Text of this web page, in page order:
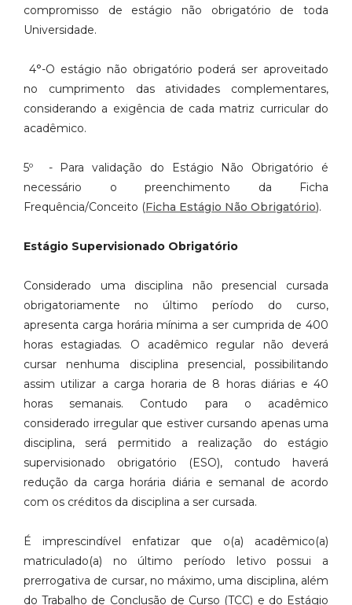
compromisso de estágio não obrigatório de toda
Universidade.
4°-O estágio não obrigatório poderá ser aproveitado
no cumprimento dasatividades complementares,
considerando a exigência de cada matriz curricular do
acadêmico.
5º - Para validação do Estágio Não Obrigatório é
necessário o preenchimento da Ficha
Frequência/Conceito (Ficha Estágio Não Obrigatório).
Estágio Supervisionado Obrigatório
Considerado uma disciplina não presencial cursada
obrigatoriamente no último período do curso,
apresenta carga horária mínima a ser cumprida de 400
horas estagiadas. O acadêmico regular não deverá
cursar nenhuma disciplina presencial, possibilitando
assim utilizar a carga horaria de 8 horasdiárias e 40
horas semanais. Contudo para o acadêmico
considerado irregular que estiver cursando apenas uma
disciplina, será permitido a realização do estágio
supervisionado obrigatório (ESO), contudo haverá
redução da carga horária diária e semanal de acordo
com os créditos da disciplina a ser cursada.
É imprescindível enfatizar que o(a) acadêmico(a)
matriculado(a) no último período letivo possui a
prerrogativa de cursar, no máximo, uma disciplina,além
do Trabalho de Conclusão de Curso (TCC) e do Estágio